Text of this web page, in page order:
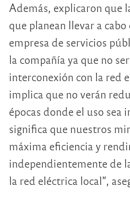
Además, explicaron que
que planean llevar a
empresa de servicios
la compañía ya que no
interconexión con la red
implica que no verán
épocas donde el uso
significa que nuestros
máxima eficiencia y
independientemente de
la red eléctrica local”,